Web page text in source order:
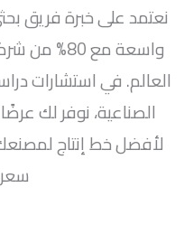
نعتمد على خبرة فريق
واسعة مع
العالم. في استشارات
الصناعية، نوفر لك
لأفضل خط إنتاج